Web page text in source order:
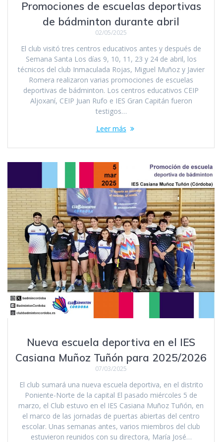
Promociones de escuelas deportivas
de bádminton durante abril
02/05/2025
El club visitó tres centros educativos antes y después de
Semana Santa Los días 9, 10, 11, 23 y 24 de abril, los
técnicos del club Inmaculada Rojas, Miguel Muñoz y Javier
Romera realizaron varias promociones de escuelas
deportivas de bádminton. Los centros educativos CEIP
Aljoxaní, CEIP Juan Rufo e IES Gran Capitán fueron
testigos…
Leer más
Nueva escuela deportiva en el IES
Casiana Muñoz Tuñón para 2025/2026
07/03/2025
El club sumará una nueva escuela deportiva, en el distrito
Poniente-Norte de la capital El pasado miércoles 5 de
marzo, el Club estuvo en el IES Casiana Muñoz Tuñón, en
el marco de las jornadas de puertas abiertas del centro
escolar. Unas semanas antes, varios miembros del club
estuvieron reunidos con su directora, María José…